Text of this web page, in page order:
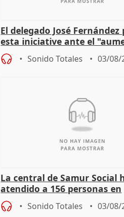
El delegado José
esta iniciative ante el
personas sin hogar en Madri
Sonido Totales 03/08/
La central de Samur Social
atendido a 156 personas en
situación de calle durante
de CalorSonido Totales 03/08/